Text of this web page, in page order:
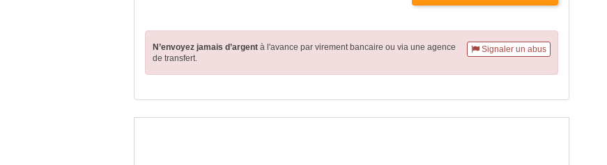
Signaler un abus
N’envoyez jamais d’argent à l'avance par virement bancaire ou via une agence
de transfert.